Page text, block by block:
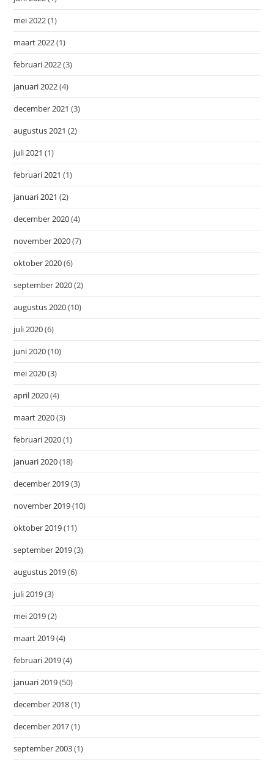
mei 2022(1)
maart 2022(1)
februari 2022(3)
januari 2022(4)
december 2021 (3)
augustus 2021 (2)
juli 2021 (1)
februari 2021 (1)
januari 2021 (2)
december 2020(4)
november 2020(7)
oktober 2020(6)
september 2020(2)
augustus 2020(10)
juli 2020(6)
juni 2020(10)
mei 2020(3)
april 2020(4)
maart 2020(3)
februari 2020(1)
januari 2020(18)
december 2019(3)
november 2019(10)
oktober 2019(11)
september 2019(3)
augustus 2019(6)
juli 2019(3)
mei 2019(2)
maart 2019(4)
februari 2019(4)
januari 2019(50)
december 2018(1)
december 2017(1)
september 2003(1)